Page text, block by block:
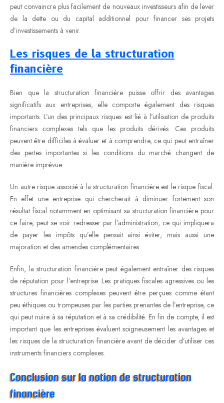
peut convaincre plus facilement de nouveaux investisseurs afin de lever
de la dette ou du capital additionnel pour financer ses projets
d’investissements à venir.
Les risques de la structuration
financière
Bien que la structuration financière puisse offrir des avantages
significatifs aux entreprises, elle comporte également des risques
importants. L’un des principaux risques est lié à l’utilisation de produits
financiers complexes tels que les produits dérivés. Ces produits
peuvent être difficiles à évaluer et à comprendre, ce qui peut entraîner
des pertes importantes si les conditions du marché changent de
manière imprévue.
Un autre risque associé à la structuration financière est le risque fiscal.
En effet une entreprise qui chercherait à diminuer fortement son
résultat fiscal notamment en optimisant sa structuration financière pour
ce faire, peut se voir redresser par l’administration, ce qui impliquera
de payer les impôts qu’elle pensait ainsi éviter, mais aussi une
majoration et des amendes complémentaires.
Enfin, la structuration financière peut également entraîner des risques
de réputation pour l’entreprise. Les pratiques fiscales agressives ou les
structures financières complexes peuvent être perçues comme étant
peu éthiques ou trompeuses par les parties prenantes de l’entreprise, ce
qui peut nuire à sa réputation et à sa crédibilité. En fin de compte, il est
important que les entreprises évaluent soigneusement les avantages et
les risques de la structuration financière avant de décider d’utiliser ces
instruments financiers complexes.
Conclusion sur la notion de structuration
financière